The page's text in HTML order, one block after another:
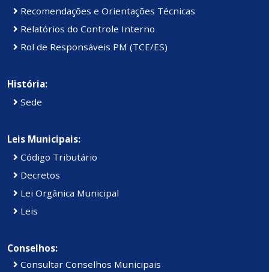
Recomendações e Orientações Técnicas
Relatórios do Controle Interno
Rol de Responsáveis PM (TCE/ES)
História:
Sede
Leis Municipais:
Código Tributário
Decretos
Lei Orgânica Municipal
Leis
Conselhos:
Consultar Conselhos Municipais